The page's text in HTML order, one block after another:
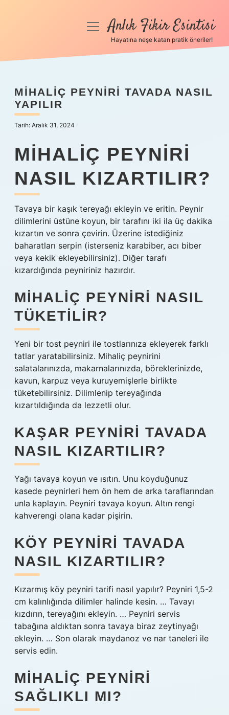
Anasayfa
Yasal Uyarı
Hakkımızda
menüyüAnlık Fikir Esintisi
Hayatına neşe katan pratik öneriler!
MIHALIÇ PEYNIRI TAVADA NASIL
YAPILIR
Tarih: Aralık 31, 2024
MIHALIÇ PEYNIRI
NASIL KIZARTILIR?
Tavaya bir kaşık tereyağı ekleyin ve eritin. Peynir
dilimlerini üstüne koyun, bir tarafını iki ila üç dakika
kızartın ve sonra çevirin. Üzerine istediğiniz
baharatları serpin (isterseniz karabiber, acı biber
veya kekik ekleyebilirsiniz). Diğer tarafı
kızardığında peyniriniz hazırdır.
MIHALIÇ PEYNIRI NASIL
TÜKETILIR?
Yeni bir tost peyniri ile tostlarınıza ekleyerek farklı
tatlar yaratabilirsiniz. Mihaliç peynirini
salatalarınızda, makarnalarınızda, böreklerinizde,
kavun, karpuz veya kuruyemişlerle birlikte
tüketebilirsiniz. Dilimlenip tereyağında
kızartıldığında da lezzetli olur.
KAŞAR PEYNIRI TAVADA
NASIL KIZARTILIR?
Yağı tavaya koyun ve ısıtın. Unu koyduğunuz
kasede peynirleri hem ön hem de arka taraflarından
unla kaplayın. Peyniri tavaya koyun. Altın rengi
kahverengi olana kadar pişirin.
KÖY PEYNIRI TAVADA
NASIL KIZARTILIR?
Kızarmış köy peyniri tarifi nasıl yapılır? Peyniri 1,5-2
cm kalınlığında dilimler halinde kesin. … Tavayı
kızdırın, tereyağını ekleyin. … Peyniri servis
tabağına aldıktan sonra tavaya biraz zeytinyağı
ekleyin. … Son olarak maydanoz ve nar taneleri ile
servis edin.
MIHALIÇ PEYNIRI
SAĞLIKLI MI?